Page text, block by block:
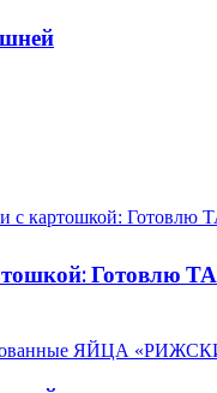
Готовлю